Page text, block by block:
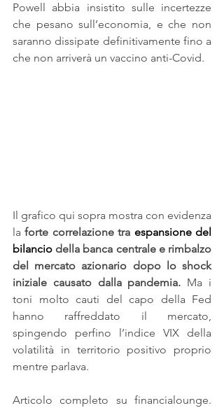
Powell abbia insistito sulle incertezze
che pesano sull’economia, e che non
saranno dissipate definitivamente fino a
che non arriverà un vaccino anti-Covid.
Il grafico qui sopra mostra con evidenza
la forte correlazione tra espansione del
bilancio della banca centrale e rimbalzo
del mercato azionario dopo lo shock
iniziale causato dalla pandemia. Ma i
toni molto cauti del capo della Fed
hanno raffreddato il mercato,
spingendo perfino l’indice VIX della
volatilità in territorio positivo proprio
mentre parlava.
Articolo completo su financialounge.